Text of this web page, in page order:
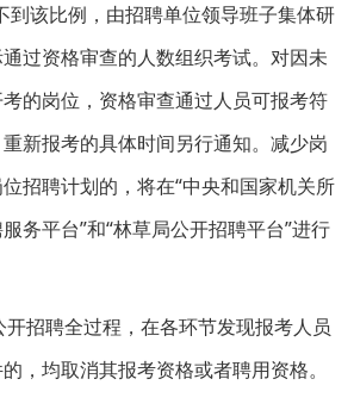
到该比例，由招聘单位领导班子集体研
过资格审查的人数组织考试。对因未
的岗位，资格审查通过人员可报考符
新报考的具体时间另行通知。减少岗
招聘计划的，将在“中央和国家机关所
务平台”和“林草局公开招聘平台”进行
开招聘全过程，在各环节发现报考人员
，均取消其报考资格或者聘用资格。